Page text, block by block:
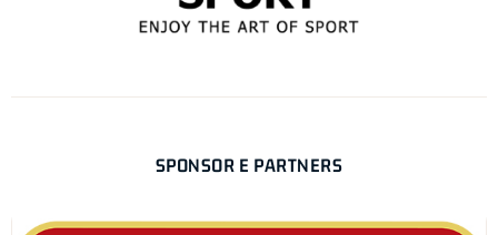
SPONSOR E PARTNERS